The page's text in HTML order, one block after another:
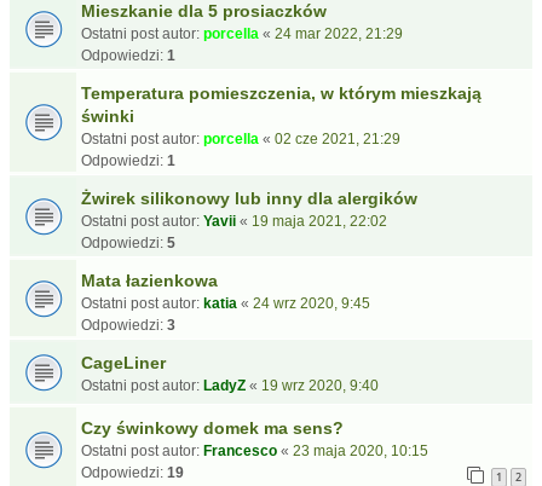
Mieszkanie dla 5 prosiaczków
Ostatni post autor: porcella « 24 mar 2022, 21:29
Odpowiedzi: 1
Temperatura pomieszczenia, w którym mieszkają
świnki
Ostatni post autor: porcella « 02 cze 2021, 21:29
Odpowiedzi: 1
Żwirek silikonowy lub inny dla alergików
Ostatni post autor: Yavii « 19 maja 2021, 22:02
Odpowiedzi: 5
Mata łazienkowa
Ostatni post autor: katia « 24 wrz 2020, 9:45
Odpowiedzi: 3
CageLiner
Ostatni post autor: LadyZ « 19 wrz 2020, 9:40
Czy świnkowy domek ma sens?
Ostatni post autor: Francesco « 23 maja 2020, 10:15
Odpowiedzi: 19 1 2